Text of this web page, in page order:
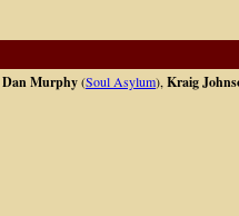
Dan Murphy(Soul Asylum), Kraig